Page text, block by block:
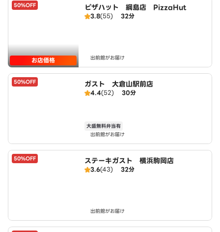
50%OFF
お店価格
ピザハット 綱島店 PizzaHut
3.8(55) 32分
出前館がお届け
50%OFF ガスト 大倉山駅前店
4.4(52) 30分
大盛無料弁当有
出前館がお届け
50%OFF ステーキガスト 横浜駒岡店
3.6(43) 32分
出前館がお届け